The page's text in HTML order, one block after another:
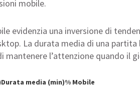
mobile.
evidenzia una inversione di
La durata media di una
mantenere l’attenzione quando il
Durata media (min)% Mobile